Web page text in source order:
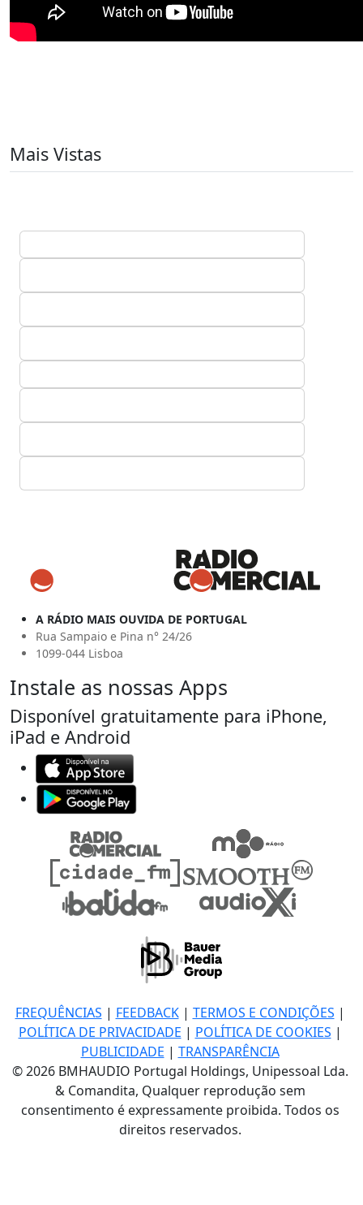
Mais Vistas
A RÁDIO MAIS OUVIDA DE PORTUGAL
Rua Sampaio e Pina n° 24/26
1099-044 Lisboa
Instale as nossas Apps
Disponível gratuitamente para iPhone,
iPad e Android
FREQUÊNCIAS | FEEDBACK| TERMOS E CONDIÇÕES |
POLÍTICA DE PRIVACIDADE | POLÍTICA DE COOKIES |
PUBLICIDADE | TRANSPARÊNCIA
© 2026 BMHAUDIO Portugal Holdings, Unipessoal Lda.
& Comandita, Qualquer reprodução sem
consentimento é expressamente proibida. Todos os
direitos reservados.